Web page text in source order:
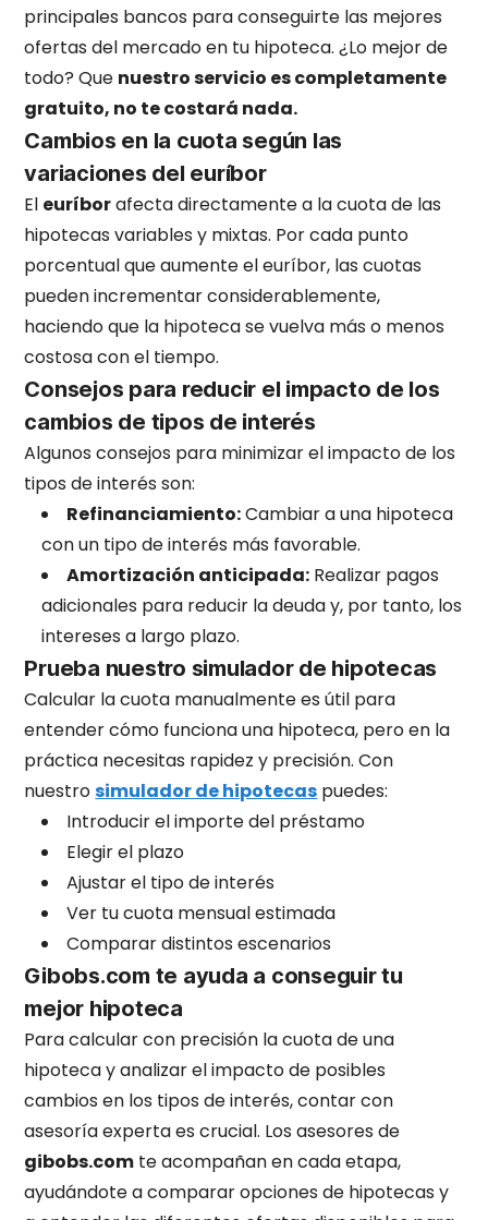
principales bancos para conseguirte las mejores
ofertas del mercado en tu hipoteca. ¿Lo mejor de
todo? Que nuestro servicio es completamente
gratuito, no te costará nada.
Cambios en la cuota según las
variaciones del euríbor
El euríborafecta directamente a la cuota de las
hipotecas variables y mixtas. Por cada punto
porcentual que aumente el euríbor, las cuotas
pueden incrementar considerablemente,
haciendo que la hipoteca se vuelva más o menos
costosa con el tiempo.
Consejos para reducir el impacto de los
cambios de tipos de interés
Algunos consejos para minimizar el impacto de los
tipos de interés son:
Refinanciamiento:Cambiar a una hipoteca
con un tipo de interés más favorable.
Amortización anticipada: Realizar pagos
adicionales para reducir la deuda y, por tanto, los
intereses a largo plazo.
Prueba nuestro simulador de hipotecas
Calcular la cuota manualmente es útil para
entender cómo funciona una hipoteca, pero en la
práctica necesitas rapidez y precisión. Con
nuestrosimulador de hipotecas puedes:
Introducir el importe del préstamo
Elegir el plazo
Ajustar el tipo de interés
Ver tu cuota mensual estimada
Comparar distintos escenarios
Gibobs.com te ayuda a conseguir tu
mejor hipoteca
Para calcular con precisión la cuota de una
hipoteca y analizar el impacto de posibles
cambios en los tipos de interés, contar con
asesoría experta es crucial. Los asesores de
gibobs.com te acompañan en cada etapa,
ayudándote a comparar opciones de hipotecas y